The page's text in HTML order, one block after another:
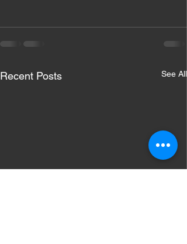
Recent Posts See All